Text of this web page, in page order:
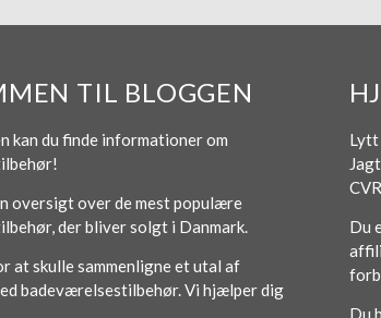
TIL BLOGGEN
kan du finde informationer om
oversigt over de mest populære
der bliver solgt i Danmark.
at skulle sammenligne et utal af
badeværelsestilbehør. Vi hjælper dig
Lytt
Du